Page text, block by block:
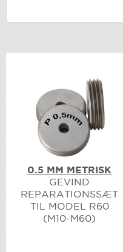
0.5 MM METRISK
GEVIND
REPARATIONSSÆT
TIL MODEL R60
(M10-M60)